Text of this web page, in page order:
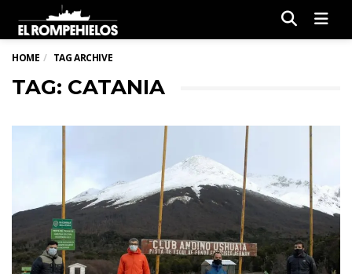
HOME TAG ARCHIVE
TAG: CATANIA